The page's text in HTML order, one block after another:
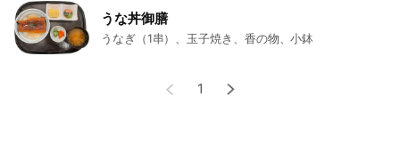
うな丼御膳
うなぎ（1串）、玉子焼き、香の物、小鉢
1